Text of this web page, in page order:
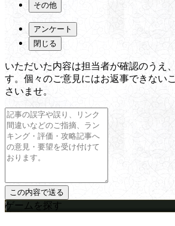
その他
アンケート
閉じる
いただいた内容は担当者が確認のうえ
す。個々のご意見にはお返事できない
さいませ。
ゲームを探す